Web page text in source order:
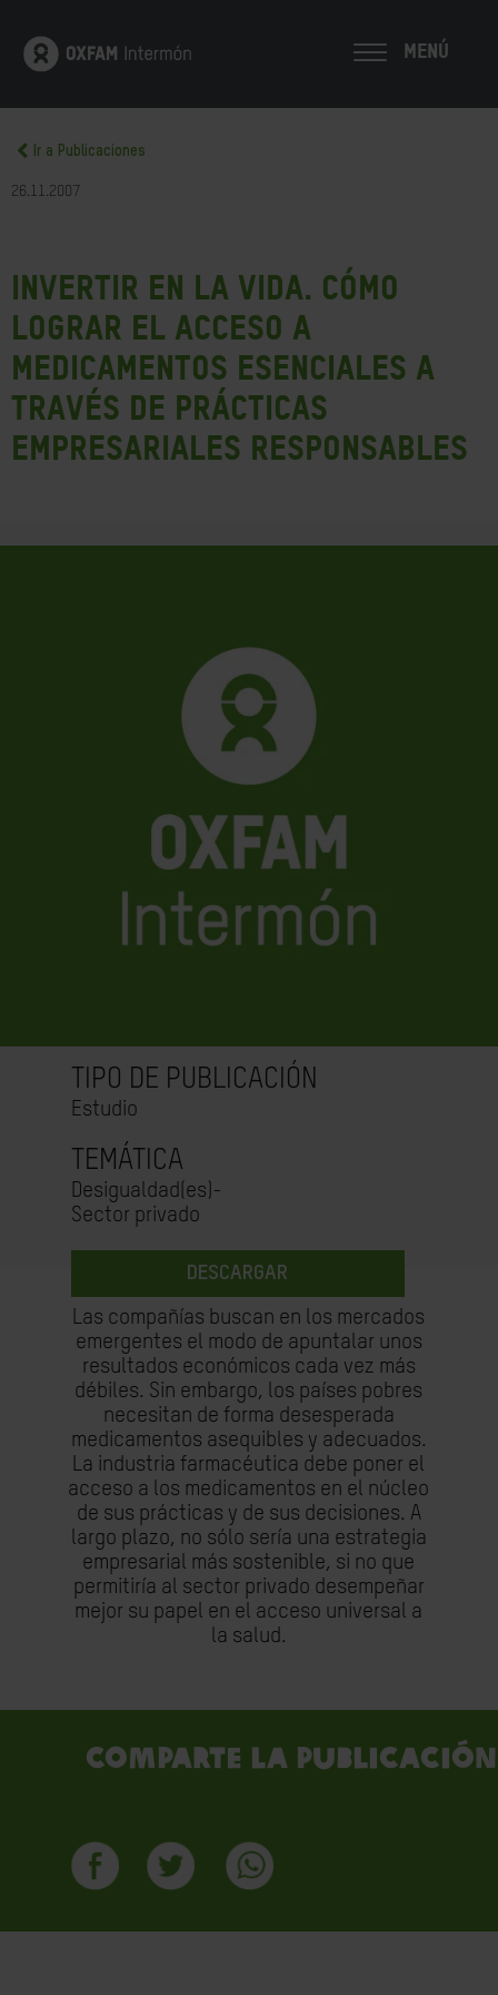
MENÚ
Ir a Publicaciones
26.11.2007
Invertir en la vida. Cómo
lograr el acceso a
medicamentos esenciales a
través de prácticas
empresariales responsables
TIPO DE PUBLICACIÓN
Estudio
TEMÁTICA
Desigualdad(es)-
Sector privado
DESCARGAR
Las compañías buscan en los mercados
emergentes el modo de apuntalar unos
resultados económicos cada vez más
débiles. Sin embargo, los países pobres
necesitan de forma desesperada
medicamentos asequibles y adecuados.
La industria farmacéutica debe poner el
acceso a los medicamentos en el núcleo
de sus prácticas y de sus decisiones. A
largo plazo, no sólo sería una estrategia
empresarial más sostenible, si no que
permitiría al sector privado desempeñar
mejor su papel en el acceso universal a
la salud.
Comparte la publicación